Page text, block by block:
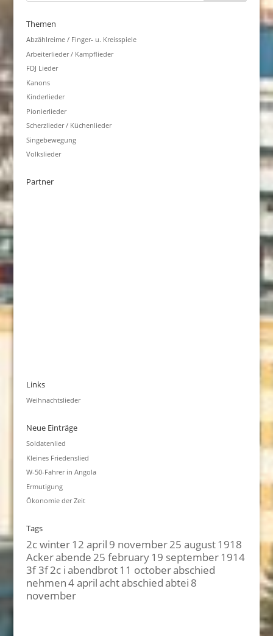
Themen
Abzählreime / Finger- u. Kreisspiele
Arbeiterlieder / Kampflieder
FDJ Lieder
Kanons
Kinderlieder
Pionierlieder
Scherzlieder / Küchenlieder
Singebewegung
Volkslieder
Partner
Links
Weihnachtslieder
Neue Einträge
Soldatenlied
Kleines Friedenslied
W-50-Fahrer in Angola
Ermutigung
Ökonomie der Zeit
Tags
2c winter12 april 9 november25 august1918
Ackerabende25 february19 september1914
3f 3f2c iabendbrot11 octoberabschied
nehmen4 aprilachtabschiedabtei 8
november